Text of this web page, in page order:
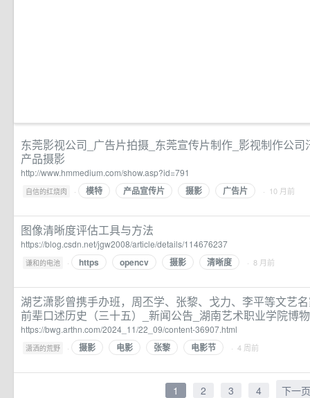
东莞影视公司_广告片拍摄_东莞宣传片制作_影视制作公
产品摄影
http://www.hmmedium.com/show.asp?id=791
自信的红烧肉 · 模特 产品宣传片 摄影 广告片 · 10 月前
图像清晰度评估工具与方法
https://blog.csdn.net/jgw2008/article/details/114676237
谦和的电池 · https opencv 摄影 清晰度 · 8 月前
湖艺潇影曾携手办班，周丕学、张黎、戈力、李平等文
前辈口述历史（三十五）_新闻公告_湖南艺术职业学院博
https://bwg.arthn.com/2024_11/22_09/content-36907.html
潇洒的荒野 · 摄影 电影 张黎 电影节 · 4 周前
1 2 3 4 下一页